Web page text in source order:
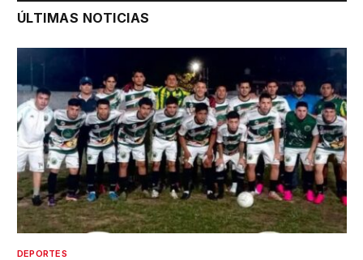
ÚLTIMAS NOTICIAS
DEPORTES